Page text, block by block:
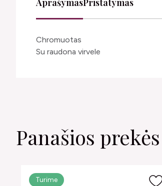
AprašymasPristatymas
Chromuotas
Su raudona virvele
Panašios prekės
Turime